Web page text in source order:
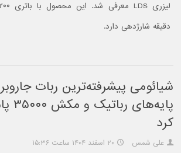
دقیقه شارژدهی دارد.
شیائومی پیشرفته‌ترین ربات
کرد
علی شمس ۲۰ اسفند ۱۴۰۴ ساعت ۱۵:۳۶